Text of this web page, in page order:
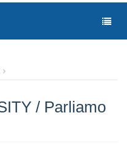
/ Parliamo